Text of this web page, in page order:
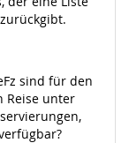
sind für den
Reise unter